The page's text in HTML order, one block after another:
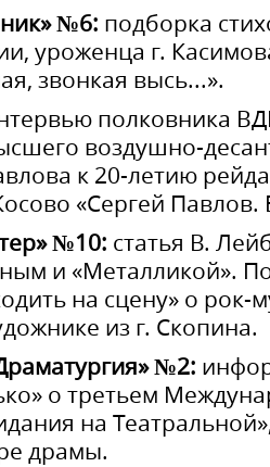
№6: подборка
уроженца г.
звонкая высь...».
полковника
воздушно-
к 20-летию
«Сергей Павлов.
№10: статья В.
и «Металликой».
на сцену» о рок-
из г. Скопина.
№2:
о третьем
на
драмы.